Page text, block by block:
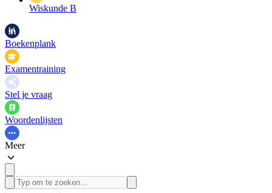
Wiskunde B
Boekenplank
Examentraining
Stel je vraag
Woordenlijsten
Meer